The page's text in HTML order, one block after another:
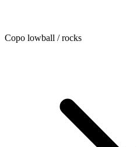
Copo lowball / rocks